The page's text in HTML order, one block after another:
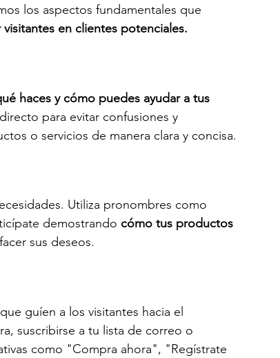
los aspectos fundamentales que
visitantes en clientes potenciales.
haces y cómo puedes ayudar a tus
para evitar confusiones y
o servicios de manera clara y concisa.
Utiliza pronombres como
demostrando cómo tus productos
sus deseos.
que guíen a los visitantes hacia el
suscribirse a tu lista de correo o
como "Compra ahora", "Regístrate